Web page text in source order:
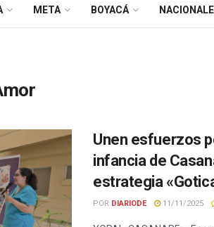
META BOYACÁ
Unen esfuerzos
infancia de
estrategia
POR DIARIODE 11/11/2025